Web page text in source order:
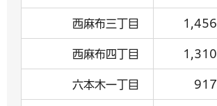
西麻布三丁目 1,456
西麻布四丁目 1,310
六本木一丁目 917